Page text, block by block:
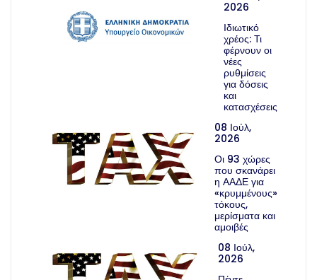
2026
Ιδιωτικό
χρέος: Τι
φέρνουν οι
νέες
ρυθμίσεις
για δόσεις
και
κατασχέσεις
08 Ιούλ,
2026
Οι 93 χώρες
που σκανάρει
η ΑΑΔΕ για
«κρυμμένους»
τόκους,
μερίσματα και
αμοιβές
08 Ιούλ,
2026